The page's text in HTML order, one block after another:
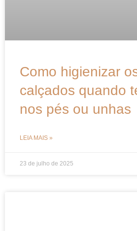
Como higienizar
calçados quando
nos pés ou unhas
LEIA MAIS »
23 de julho de 2025